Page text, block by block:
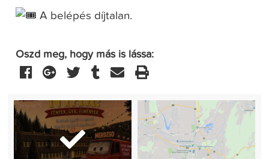
A belépés díjtalan.
Oszd meg, hogy más is lássa: